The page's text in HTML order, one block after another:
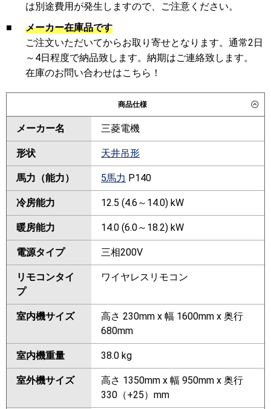
は別途費用が発生しますので、ご注意ください。
■
メーカー在庫品です
ご注文いただいてからお取り寄せとなります。通常2日
～4日程度で納品致します。納期はご連絡致します。
在庫のお問い合わせはこちら！
商品仕様
メーカー名 三菱電機
形状 天井吊形
馬力（能力） 5馬力 P140
冷房能力 12.5 (4.6～14.0) kW
暖房能力 14.0 (6.0～18.2) kW
電源タイプ 三相200V
リモコンタイ
プ
ワイヤレスリモコン
室内機サイズ
高さ 230mm x 幅 1600mm x 奥行
680mm
室内機重量 38.0 kg
室外機サイズ
高さ 1350mm x 幅 950mm x 奥行
330（+25）mm